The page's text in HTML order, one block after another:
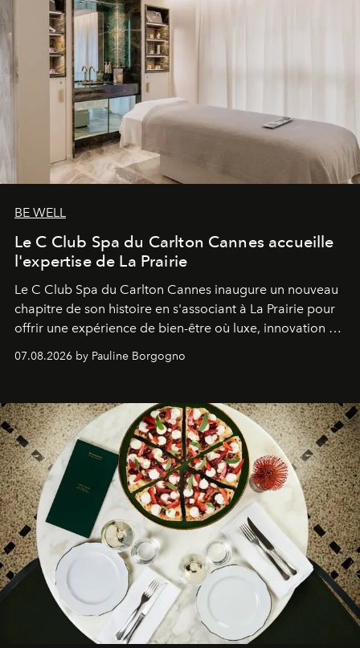
BE WELL
Le C Club Spa du Carlton Cannes accueille
l'expertise de La Prairie
Le C Club Spa du Carlton Cannes inaugure un nouveau
chapitre de son histoire en s'associant à La Prairie pour
offrir une expérience de bien-être où luxe, innovation et
expertise se rencontrent.
07.08.2026 by Pauline Borgogno